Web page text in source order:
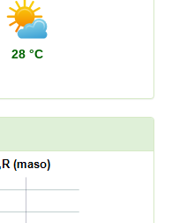
28 °C